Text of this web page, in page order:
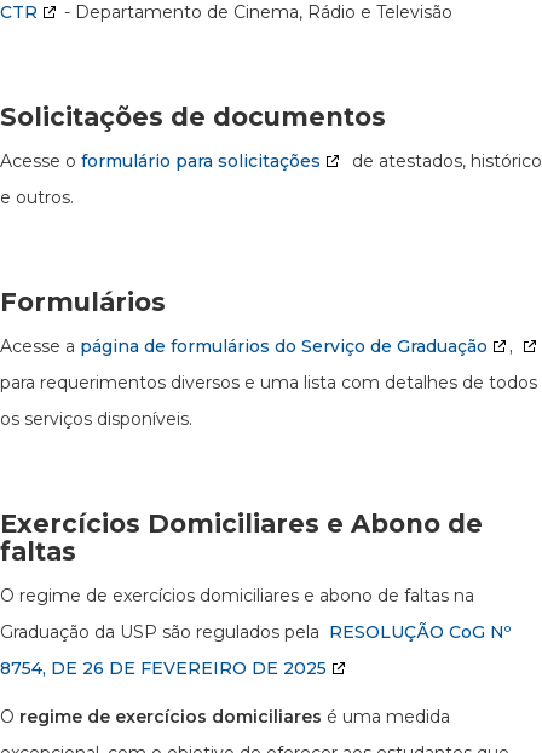
CTR - Departamento de Cinema, Rádio e Televisão
Solicitações de documentos
Acesse o formulário para solicitações
de atestados, histórico
e outros.
Formulários
Acesse a página de formulários do Serviço de Graduação
,
para requerimentos diversos e uma lista com detalhes de todos
os serviços disponíveis.
Exercícios Domiciliares e Abono de
faltas
O regime de exercícios domiciliares e abono de faltas na
Graduação da USP são regulados pela RESOLUÇÃO CoG Nº
8754, DE 26 DE FEVEREIRO DE 2025
O regime de exercícios domiciliares é uma medida